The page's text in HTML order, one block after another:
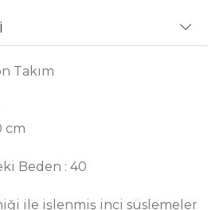
Takım
cm
Beden : 40
ile işlenmiş inci süslemeler